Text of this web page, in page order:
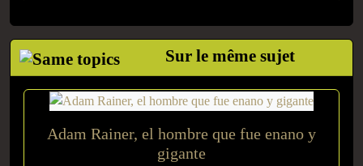
Sur le même sujet
Adam Rainer, el hombre que fue enano y
gigante